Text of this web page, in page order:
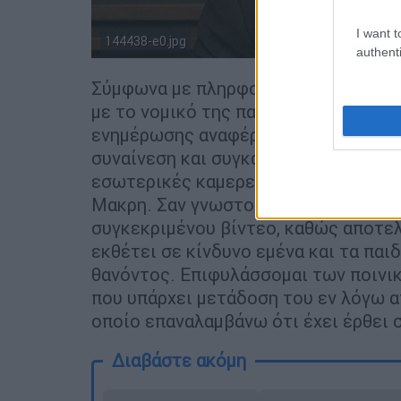
I want
144438-e0.jpg
Σύμφωνα με πληρφορίες το κείμενο
με το νομικό της παραστάτη και
ενημέρωσης αναφέρει: «Με άγνωστο,
συναίνεση και συγκατάθεση έχει
εσωτερικές καμερες της οικίας
Μακρη. Σαν γνωστοποιώ την πλήρη
συγκεκριμένου βίντεο, καθώς
εκθέτει σε κίνδυνο εμένα και τα
θανόντος. Επιφυλάσσομαι των
που υπάρχει μετάδοση του εν λόγω
οποίο επαναλαμβάνω ότι έχει
Διαβάστε ακόμη